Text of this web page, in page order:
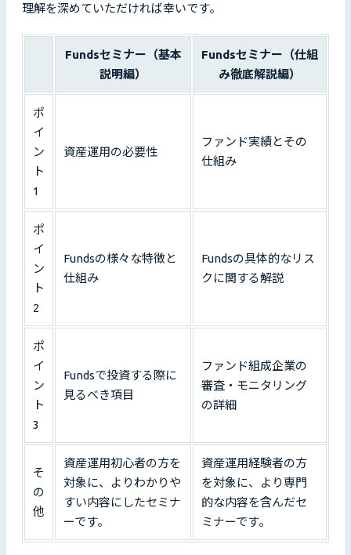
理解を深めていただければ幸いです。
Fundsセミナー（基本
説明編）
Fundsセミナー（仕組
み徹底解説編）
ポ
イ
ン
ト
1
資産運用の必要性
ファンド実績とその
仕組み
ポ
イ
ン
ト
2
Fundsの様々な特徴と
仕組み
Fundsの具体的なリス
クに関する解説
ポ
イ
ン
ト
3
Fundsで投資する際に
見るべき項目
ファンド組成企業の
審査・モニタリング
の詳細
そ
の
他
資産運用初心者の方を
対象に、よりわかりや
すい内容にしたセミナ
ーです。
資産運用経験者の方
を対象に、より専門
的な内容を含んだセ
ミナーです。